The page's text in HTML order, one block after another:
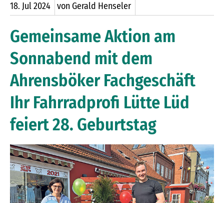
18. Jul2024 von Gerald Henseler
Gemeinsame Aktion am
Sonnabend mit dem
Ahrensböker Fachgeschäft
Ihr Fahrradprofi Lütte Lüd
feiert 28. Geburtstag